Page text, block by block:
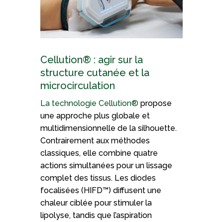
Cellution® : agir sur la
structure cutanée et la
microcirculation
La technologie Cellution® propose
une approche plus globale et
multidimensionnelle de la silhouette.
Contrairement aux méthodes
classiques, elle combine quatre
actions simultanées pour un lissage
complet des tissus. Les diodes
focalisées (HIFD™) diffusent une
chaleur ciblée pour stimuler la
lipolyse, tandis que l’aspiration